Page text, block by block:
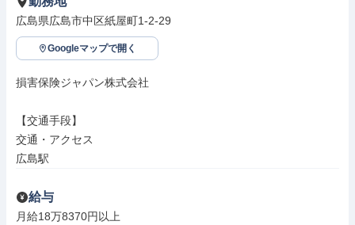
広島県広島市中区紙屋町1-2-29
Googleマップで開く
損害保険ジャパン株式会社
【交通手段】
交通・アクセス
広島駅
給与
月給18万8370円以上